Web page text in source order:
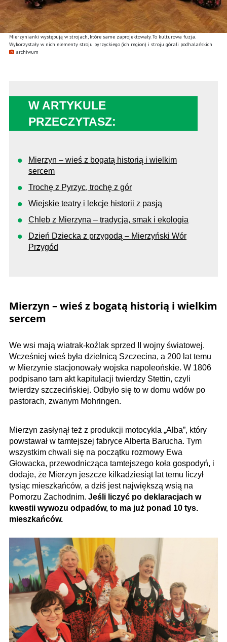
Mierzynianki występują w strojach, które same zaprojektowały. To kulturowa fuzja.
Wykorzystały w nich elementy stroju pyrzyckiego (ich region) i stroju górali podhalańskich
archiwum
W ARTYKULE
PRZECZYTASZ:
Mierzyn – wieś z bogatą historią i wielkim
sercem
Trochę z Pyrzyc, trochę z gór
Wiejskie teatry i lekcje historii z pasją
Chleb z Mierzyna – tradycja, smak i ekologia
Dzień Dziecka z przygodą – Mierzyński Wór
Przygód
Mierzyn – wieś z bogatą historią i wielkim
sercem
We wsi mają wiatrak-koźlak sprzed II wojny światowej.
Wcześniej wieś była dzielnicą Szczecina, a 200 lat temu
w Mierzynie stacjonowały wojska napoleońskie. W 1806
podpisano tam akt kapitulacji twierdzy Stettin, czyli
twierdzy szczecińskiej. Odbyło się to w domu wdów po
pastorach, zwanym Mohringen.
Mierzyn zasłynął też z produkcji motocykla „Alba”, który
powstawał w tamtejszej fabryce Alberta Barucha. Tym
wszystkim chwali się na początku rozmowy Ewa
Głowacka, przewodnicząca tamtejszego koła gospodyń, i
dodaje, że Mierzyn jeszcze kilkadziesiąt lat temu liczył
tysiąc mieszkańców, a dziś jest największą wsią na
Pomorzu Zachodnim. Jeśli liczyć po deklaracjach w
kwestii wywozu odpadów, to ma już ponad 10 tys.
mieszkańców.